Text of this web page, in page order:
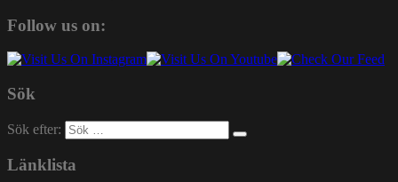
Follow us on:
Sök
Sök efter:
Länklista